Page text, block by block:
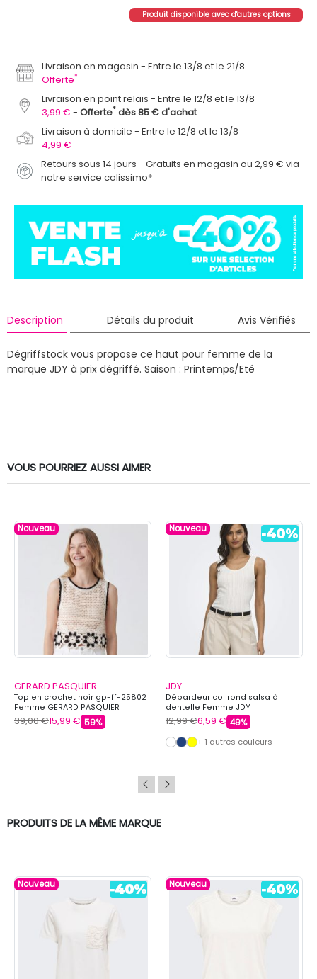
Produit disponible avec d'autres options
Livraison en magasin
Entre le 13/8 et le 21/8
Offerte*
Livraison en point relais
Entre le 12/8 et le 13/8
3,99 €
Offerte* dès 85 € d'achat
Livraison à domicile
Entre le 12/8 et le 13/8
4,99 €
Retours sous 14 jours - Gratuits en magasin ou 2,99 € via
notre service colissimo*
Description Détails du produit Avis Vérifiés
Dégriffstock vous propose ce haut pour femme de la
marque JDY à prix dégriffé. Saison : Printemps/Eté
VOUS POURRIEZ AUSSI AIMER
Nouveau
GERARD PASQUIER
Top en crochet noir gp-ff-25802
Femme GERARD PASQUIER
39,00 €15,99 € 59%
Nouveau
JDY
Débardeur col rond salsa à
dentelle Femme JDY
12,99 €6,59 € 49%
+ 1 autres couleurs
PRODUITS DE LA MÊME MARQUE
Nouveau Nouveau